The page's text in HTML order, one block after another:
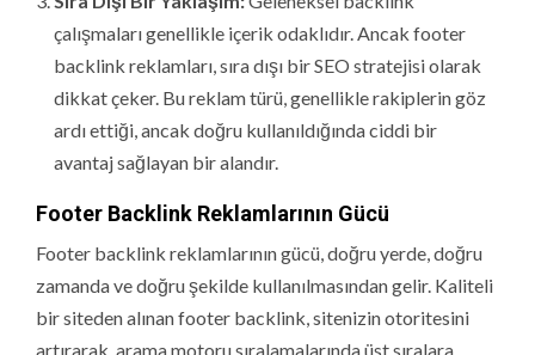
çalışmaları genellikle içerik odaklıdır. Ancak footer
backlink reklamları, sıra dışı bir SEO stratejisi olarak
dikkat çeker. Bu reklam türü, genellikle rakiplerin göz
ardı ettiği, ancak doğru kullanıldığında ciddi bir
avantaj sağlayan bir alandır.
Footer Backlink Reklamlarının Gücü
Footer backlink reklamlarının gücü, doğru yerde, doğru
zamanda ve doğru şekilde kullanılmasından gelir. Kaliteli
bir siteden alınan footer backlink, sitenizin otoritesini
artırarak, arama motoru sıralamalarında üst sıralara